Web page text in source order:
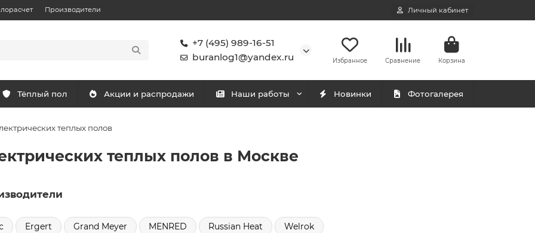
Производители Личный кабинет
+7 (495) 989-16-51
buranlog1@yandex.ru
Избранное Сравнение Корзина
Тёплый пол Акции и распродажи Наши работы Новинки Фотогалерея
теплых полов
теплых полов в Москве
Ergert Grand Meyer MENRED Russian Heat Welrok